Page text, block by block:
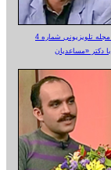
تلویزیونی شماره 4